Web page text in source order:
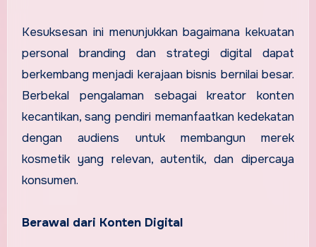
Kesuksesan ini menunjukkan bagaimana kekuatan
personal branding dan strategi digital dapat
berkembang menjadi kerajaan bisnis bernilai besar.
Berbekal pengalaman sebagai kreator konten
kecantikan, sang pendiri memanfaatkan kedekatan
dengan audiens untuk membangun merek
kosmetik yang relevan, autentik, dan dipercaya
konsumen.
Berawal dari Konten Digital